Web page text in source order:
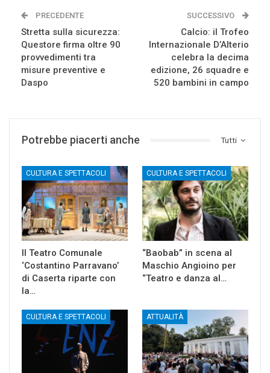
PRECEDENTE
Stretta sulla sicurezza:
Questore firma oltre 90
provvedimenti tra
misure preventive e
Daspo
SUCCESSIVO
Calcio: il Trofeo
Internazionale D’Alterio
celebra la decima
edizione, 26 squadre e
520 bambini in campo
Tutti
Potrebbe piacerti anche
CULTURA E SPETTACOLI
Il Teatro Comunale
‘Costantino Parravano’
di Caserta riparte con
la…
CULTURA E SPETTACOLI
“Baobab” in scena al
Maschio Angioino per
“Teatro e danza al…
CULTURA E SPETTACOLI ATTUALITÀ